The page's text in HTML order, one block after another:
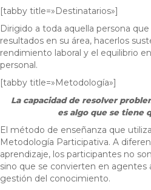
[tabby title=»Destinatarios»]
Dirigido a toda aquella persona
resultados en su área, hacerlos
rendimiento laboral y el equilibrio
personal.
[tabby title=»Metodología»]
La capacidad de resolver problemas complejos aunque innata,
es algo que se tiene
El método de enseñanza que
Metodología Participativa. A
aprendizaje, los participantes no
sino que se convierten en agentes
gestión del conocimiento.